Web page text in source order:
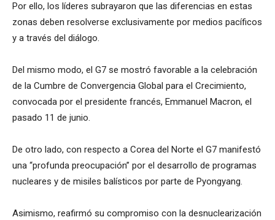
Por ello, los líderes subrayaron que las diferencias en estas
zonas deben resolverse exclusivamente por medios pacíficos
y a través del diálogo.
Del mismo modo, el G7 se mostró favorable a la celebración
de la Cumbre de Convergencia Global para el Crecimiento,
convocada por el presidente francés, Emmanuel Macron, el
pasado 11 de junio.
De otro lado, con respecto a Corea del Norte el G7 manifestó
una “profunda preocupación” por el desarrollo de programas
nucleares y de misiles balísticos por parte de Pyongyang.
Asimismo, reafirmó su compromiso con la desnuclearización